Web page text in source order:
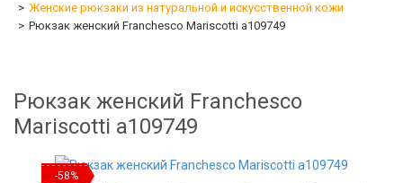
Женские рюкзаки из натуральной и искусственной кожи
Рюкзак женский Franchesco Mariscotti а109749
Рюкзак женский Franchesco
Mariscotti а109749
-58%